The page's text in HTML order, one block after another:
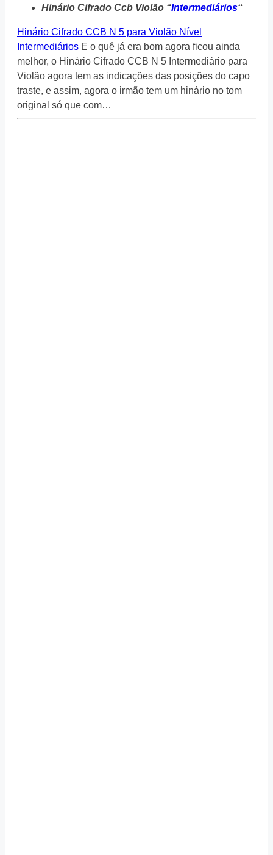
Hinário Cifrado Ccb Violão “Intermediários“
Hinário Cifrado CCB N 5 para Violão Nível
Intermediários E o quê já era bom agora ficou ainda
melhor, o Hinário Cifrado CCB N 5 Intermediário para
Violão agora tem as indicações das posições do capo
traste, e assim, agora o irmão tem um hinário no tom
original só que com…